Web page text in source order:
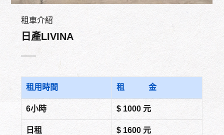
租車介紹
日產LIVINA
租用時間 租 金
6小時 $ 1000 元
日租 $ 1600 元